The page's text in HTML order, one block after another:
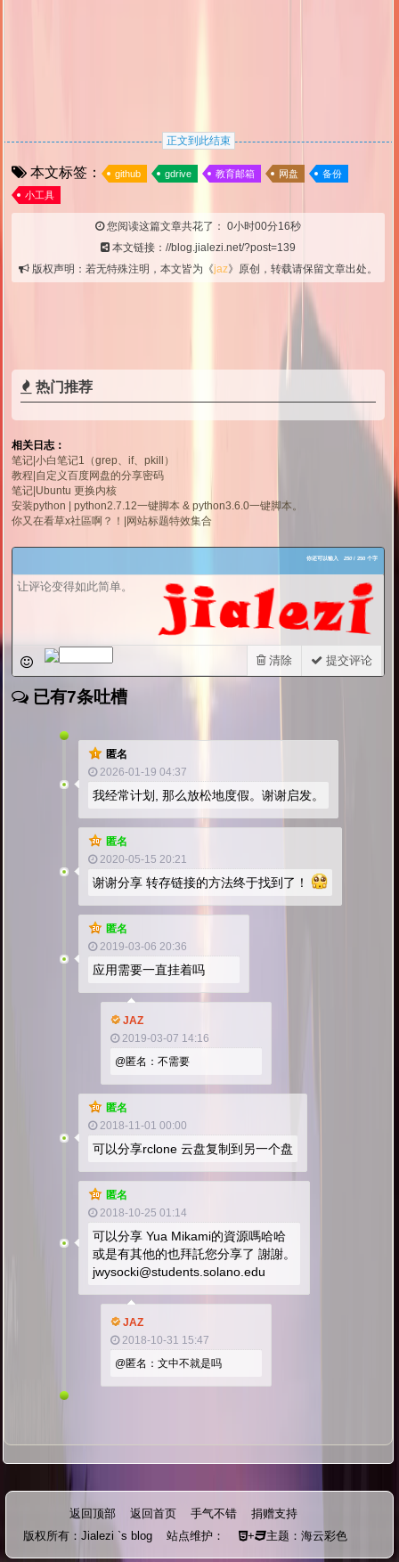
正文到此结束
本文标签： github gdrive 教育邮箱 网盘
备份
小工具
您阅读这篇文章共花了： 0小时00分17秒
本文链接：//blog.jialezi.net/?post=139
版权声明：若无特殊注明，本文皆为《jaz》原创，转载请保留文章出处。
热门推荐
相关日志：
笔记|小白笔记1（grep、if、pkill）
教程|自定义百度网盘的分享密码
笔记|Ubuntu 更换内核
安装python | python2.7.12一键脚本 & python3.6.0一键脚本。
你又在看草x社區啊？！|网站标题特效集合
你还可以输入 250/ 250 个字
提交评论
清除
已有7条吐槽
匿名
2026-01-19 04:37
我经常计划, 那么放松地度假。谢谢启发。
匿名
2020-05-15 20:21
谢谢分享 转存链接的方法终于找到了！
匿名
2019-03-06 20:36
应用需要一直挂着吗
JAZ
2019-03-07 14:16
@匿名：不需要
匿名
2018-11-01 00:00
可以分享rclone 云盘复制到另一个盘
匿名
2018-10-25 01:14
可以分享 Yua Mikami的資源嗎哈哈
或是有其他的也拜託您分享了 謝謝。
jwysocki@students.solano.edu
JAZ
2018-10-31 15:47
@匿名：文中不就是吗
返回顶部 返回首页 手气不错
捐赠支持
版权所有： Jialezi `s blog站点维护： + 主题：海云彩色